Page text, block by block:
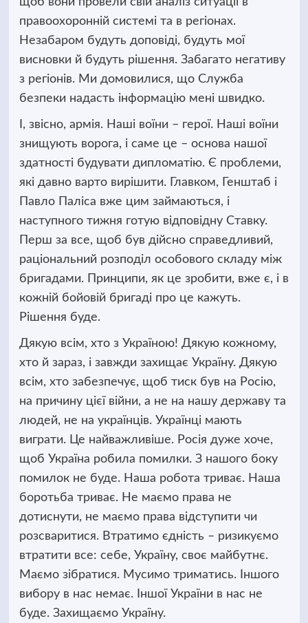
правоохоронній системі та в регіонах.
Незабаром будуть доповіді, будуть мої
висновки й будуть рішення. Забагато негативу
з регіонів. Ми домовилися, що Служба
безпеки надасть інформацію мені швидко.
І, звісно, армія. Наші воїни – герої. Наші воїни
знищують ворога, і саме це – основа нашої
здатності будувати дипломатію. Є проблеми,
які давно варто вирішити. Главком, Генштаб і
Павло Паліса вже цим займаються, і
наступного тижня готую відповідну Ставку.
Перш за все, щоб був дійсно справедливий,
раціональний розподіл особового складу між
бригадами. Принципи, як це зробити, вже є, і в
кожній бойовій бригаді про це кажуть.
Рішення буде.
Дякую всім, хто з Україною! Дякую кожному,
хто й зараз, і завжди захищає Україну. Дякую
всім, хто забезпечує, щоб тиск був на Росію,
на причину цієї війни, а не на нашу державу та
людей, не на українців. Українці мають
виграти. Це найважливіше. Росія дуже хоче,
щоб Україна робила помилки. З нашого боку
помилок не буде. Наша робота триває. Наша
боротьба триває. Не маємо права не
дотиснути, не маємо права відступити чи
розсваритися. Втратимо єдність – ризикуємо
втратити все: себе, Україну, своє майбутнє.
Маємо зібратися. Мусимо триматись. Іншого
вибору в нас немає. Іншої України в нас не
буде. Захищаємо Україну.